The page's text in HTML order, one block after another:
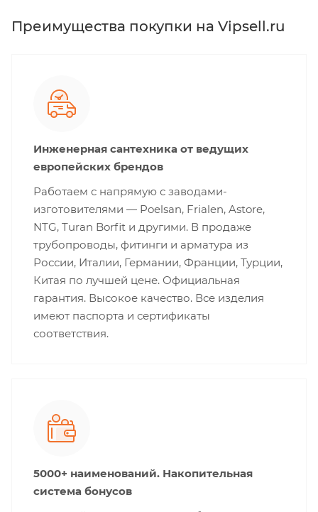
Преимущества покупки на Vipsell.ru
Инженерная сантехника от ведущих
европейских брендов
Работаем с напрямую с заводами-
изготовителями — Poelsan, Frialen, Astore,
NTG, Turan Borfit и другими. В продаже
трубопроводы, фитинги и арматура из
России, Италии, Германии, Франции, Турции,
Китая по лучшей цене. Официальная
гарантия. Высокое качество. Все изделия
имеют паспорта и сертификаты
соответствия.
5000+ наименований. Накопительная
система бонусов